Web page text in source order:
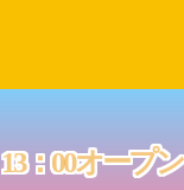
13：00オープン